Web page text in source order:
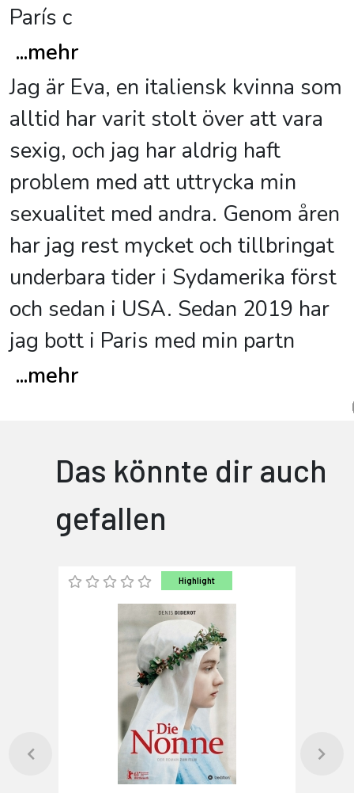
París c
...mehr
Jag är Eva, en italiensk kvinna som
alltid har varit stolt över att vara
sexig, och jag har aldrig haft
problem med att uttrycka min
sexualitet med andra. Genom åren
har jag rest mycket och tillbringat
underbara tider i Sydamerika först
och sedan i USA. Sedan 2019 har
jag bott i Paris med min partn
...mehr
Das könnte dir auch
gefallen
Highlight